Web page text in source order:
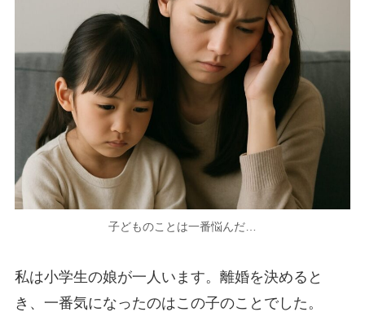
子どものことは一番悩んだ…
私は小学生の娘が一人います。離婚を決めると
き、一番気になったのはこの子のことでした。